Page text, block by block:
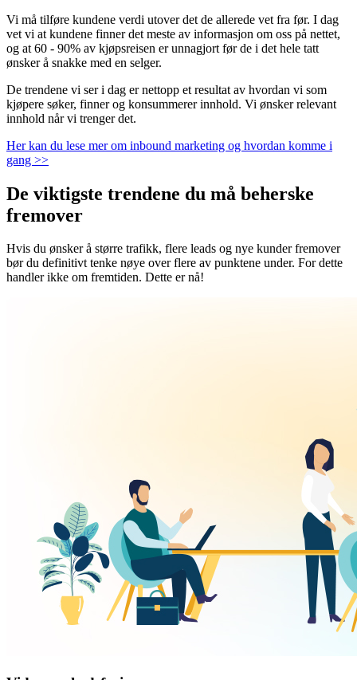
Vi må tilføre kundene verdi utover det de allerede vet fra før. I dag
vet vi at kundene finner det meste av informasjon om oss på nettet,
og at 60 - 90% av kjøpsreisen er unnagjort før de i det hele tatt
ønsker å snakke med en selger.
De trendene vi ser i dag er nettopp et resultat av hvordan vi som
kjøpere søker, finner og konsummerer innhold. Vi ønsker relevant
innhold når vi trenger det.
Her kan du lese mer om inbound marketing og hvordan komme i
gang >>
De viktigste trendene du må beherske
fremover
Hvis du ønsker å større trafikk, flere leads og nye kunder fremover
bør du definitivt tenke nøye over flere av punktene under. For dette
handler ikke om fremtiden. Dette er nå!